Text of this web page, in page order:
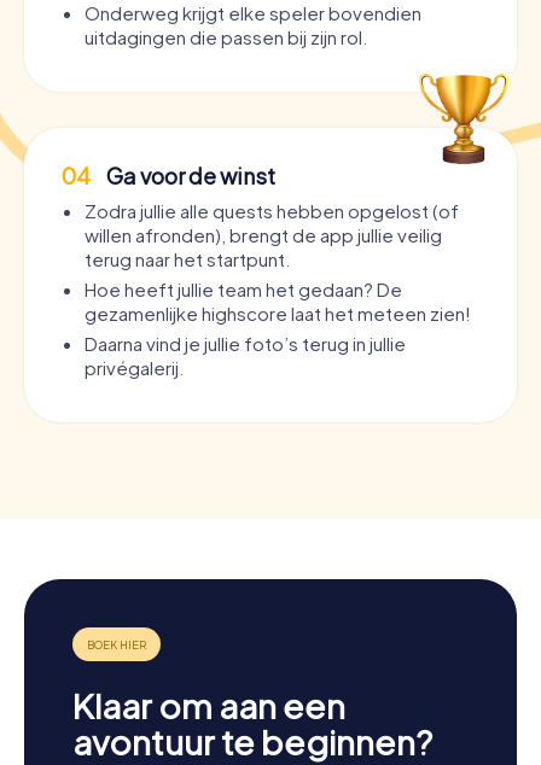
Onderweg krijgt elke speler bovendien
uitdagingen die passen bij zijn rol.
04 Ga voor de winst
Zodra jullie alle quests hebben opgelost (of
willen afronden), brengt de app jullie veilig
terug naar het startpunt.
Hoe heeft jullie team het gedaan? De
gezamenlijke highscore laat het meteen zien!
Daarna vind je jullie foto’s terug in jullie
privégalerij.
Klaar om aan een
avontuur te beginnen?